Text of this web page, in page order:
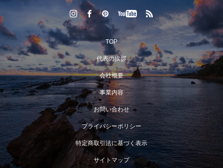
TOP
代表の挨拶
会社概要
事業内容
お問い合わせ
プライバシーポリシー
特定商取引法に基づく表示
サイトマップ